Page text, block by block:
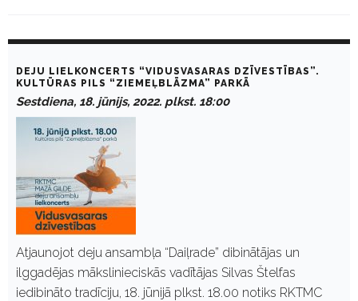
8
2
2
DEJU LIELKONCERTS “VIDUSVASARAS DZĪVESTĪBAS”.
KULTŪRAS PILS “ZIEMEĻBLĀZMA” PARKĀ
Sestdiena, 18. jūnijs, 2022. plkst. 18:00
Atjaunojot deju ansambļa “Daiļrade” dibinātājas un
ilggadējas mākslinieciskās vadītājas Silvas Štelfas
iedibināto tradīciju, 18. jūnijā plkst. 18.00 notiks RKTMC